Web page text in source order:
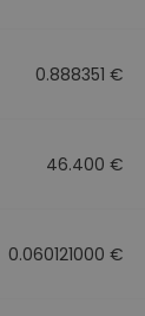
0.888351 €
46.400 €
0.060121000 €